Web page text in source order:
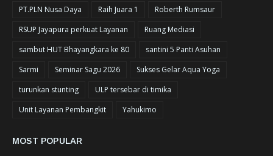
PT.PLN Nusa Daya
Raih Juara 1
Roberth Rumsaur
RSUP Jayapura perkuat Layanan
Ruang Mediasi
sambut HUT Bhayangkara ke 80
santini 5 Panti Asuhan
Sarmi
Seminar Sagu 2026
Sukses Gelar Aqua Yoga
turunkan stunting
ULP tersebar di timika
Unit Layanan Pembangkit
Yahukimo
MOST POPULAR